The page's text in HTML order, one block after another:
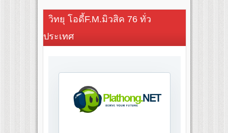
วิทยุ โอดี้F.M.มิวสิค 76 ทั่ว
ประเทศ